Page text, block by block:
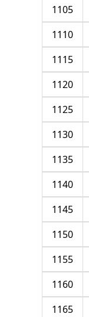
1105
1110
1115
1120
1125
1130
1135
1140
1145
1150
1155
1160
1165